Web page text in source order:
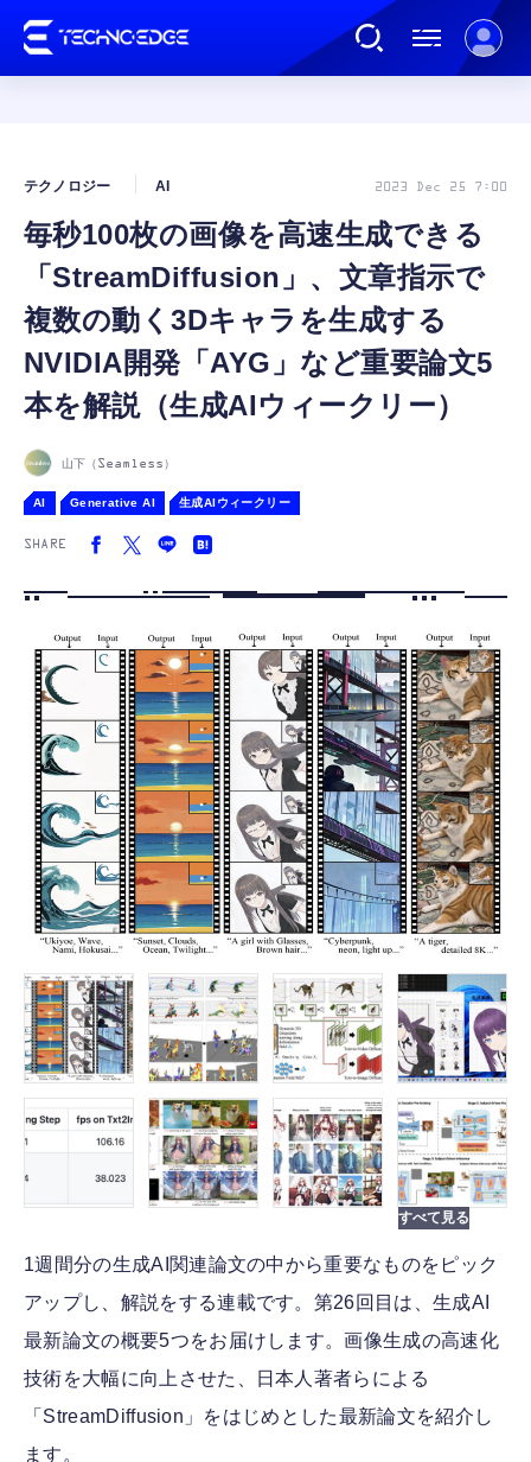
AI
ガジェット
ゲーム
FOLLOW US
毎秒100枚の画像を高速生成できる
「StreamDiffusion」、文章指示で
複数の動く3Dキャラを生成する
NVIDIA開発「AYG」など重要論文5
本を解説（生成AIウィークリー）
テクノロジー AI 2023 Dec 25 7:00
山下（Seamless）
AI Generative AI 生成AIウィークリー
SHARE
1週間分の生成AI関連論文の中から重要なものをピック
アップし、解説をする連載です。第26回目は、生成AI
最新論文の概要5つをお届けします。画像生成の高速化
技術を大幅に向上させた、日本人著者らによる
「StreamDiffusion」をはじめとした最新論文を紹介し
ます。